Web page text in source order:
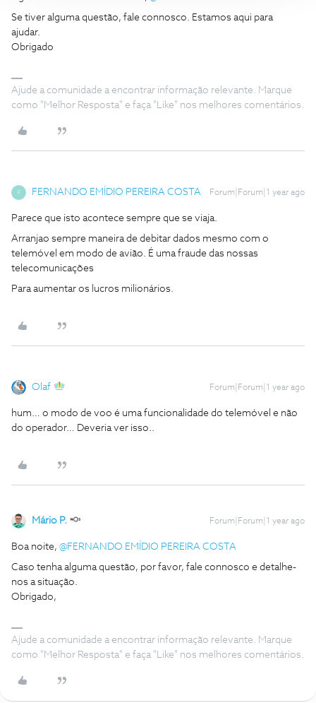
Se tiver alguma questão, fale connosco. Estamos aqui para
ajudar.
Obrigado
Ajude a comunidade a encontrar informação relevante. Marque
como "Melhor Resposta" e faça "Like" nos melhores comentários.
F FERNANDO EMÍDIO PEREIRA COSTA Forum|Forum|1 year ago
Parece que isto acontece sempre que se viaja.
Arranjao sempre maneira de debitar dados mesmo com o
telemóvel em modo de avião. É uma fraude das nossas
telecomunicações
Para aumentar os lucros milionários.
Olaf Forum|Forum|1 year ago
hum… o modo de voo é uma funcionalidade do telemóvel e não
do operador… Deveria ver isso..
Mário P. Forum|Forum|1 year ago
Boa noite, ​ @FERNANDO EMÍDIO PEREIRA COSTA
Caso tenha alguma questão, por favor, fale connosco e detalhe-
nos a situação.
Obrigado,
Ajude a comunidade a encontrar informação relevante. Marque
como "Melhor Resposta" e faça "Like" nos melhores comentários.